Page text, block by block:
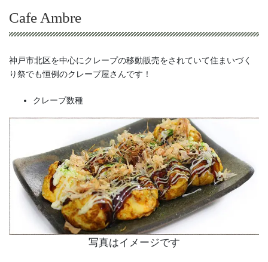
Cafe Ambre
神戸市北区を中心にクレープの移動販売をされていて住まいづく
り祭でも恒例のクレープ屋さんです！
クレープ数種
写真はイメージです